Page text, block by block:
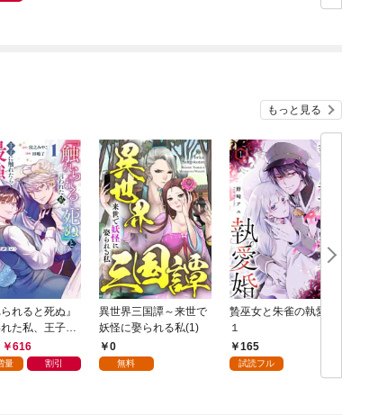
もっと見る
られると死ぬ』
た私、王子に
最強の大聖女
した。ところ
616
量 割引
異世界三国譚～来世で
妖怪に娶られる私(1)
0
無料
贄巫女と朱雀の執愛婚
１
165
試読フル